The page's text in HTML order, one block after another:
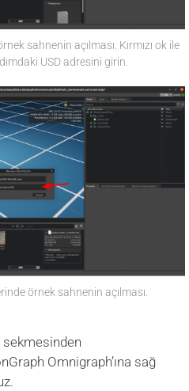
sahnenin açılması. Kırmızı ok ile
USD adresini girin.
örnek sahnenin açılması.
sekmesinden
Omnigraph’ına sağ